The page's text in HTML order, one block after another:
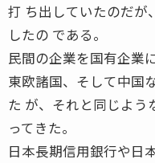
打 ち出していたのだが
したの である。
民間の企業を国有企業
東欧諸国、そして中国
た が、それと同じよう
ってきた。
日本長期信用銀行や日